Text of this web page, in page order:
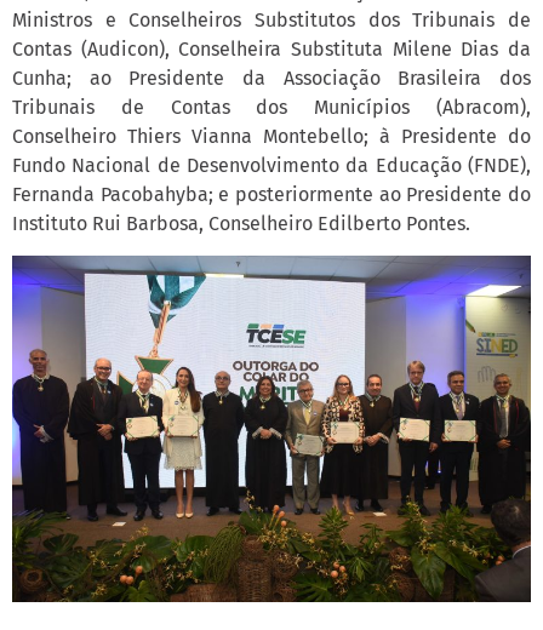
Ministros e Conselheiros Substitutos dos Tribunais de
Contas (Audicon), Conselheira Substituta Milene Dias da
Cunha; ao Presidente da Associação Brasileira dos
Tribunais de Contas dos Municípios (Abracom),
Conselheiro Thiers Vianna Montebello; à Presidente do
Fundo Nacional de Desenvolvimento da Educação (FNDE),
Fernanda Pacobahyba; e posteriormente ao Presidente do
Instituto Rui Barbosa, Conselheiro Edilberto Pontes.